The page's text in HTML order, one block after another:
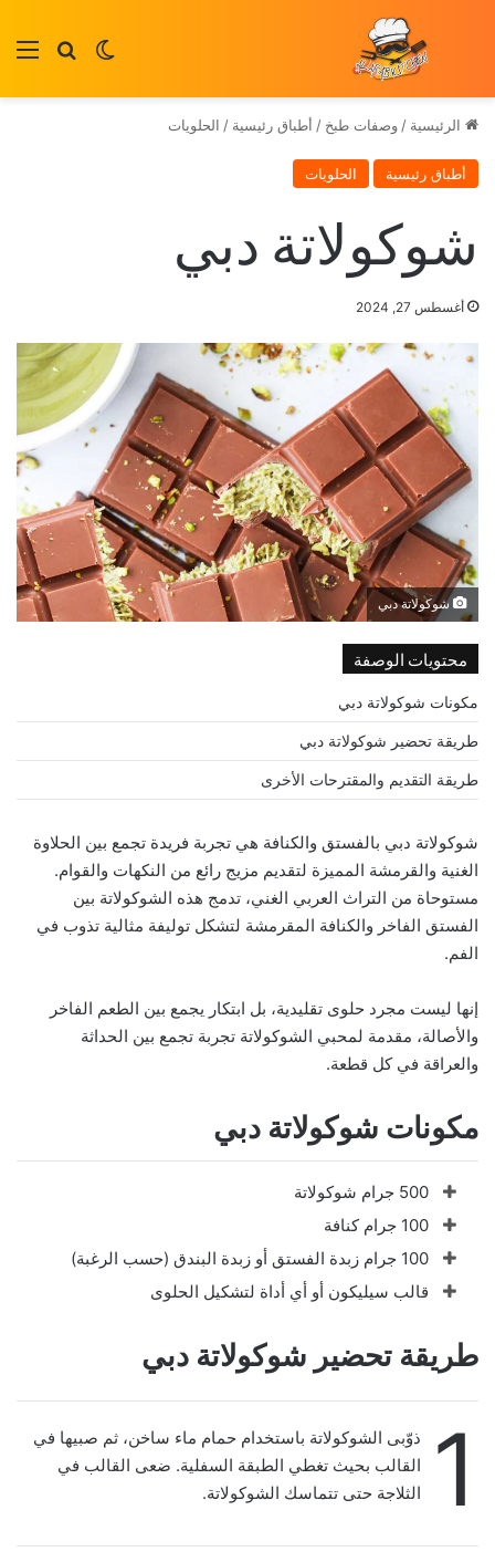
بحثالوضع
الرئيسية / وصفات طبخ / أطباق رئيسية / الحلويات
أطباق رئيسية الحلويات
شوكولاتة دبي
أغسطس 27, 2024
شوكولاتة دبي
محتويات الوصفة
مكونات شوكولاتة دبي
طريقة تحضير شوكولاتة دبي
طريقة التقديم والمقترحات الأخرى
شوكولاتة دبي بالفستق والكنافة هي تجربة فريدة تجمع بين الحلاوة
الغنية والقرمشة المميزة لتقديم مزيج رائع من النكهات والقوام.
مستوحاة من التراث العربي الغني، تدمج هذه الشوكولاتة بين
الفستق الفاخر والكنافة المقرمشة لتشكل توليفة مثالية تذوب في
الفم.
إنها ليست مجرد حلوى تقليدية، بل ابتكار يجمع بين الطعم الفاخر
والأصالة، مقدمة لمحبي الشوكولاتة تجربة تجمع بين الحداثة
والعراقة في كل قطعة.
مكونات شوكولاتة دبي
500 جرام شوكولاتة
100 جرام كنافة
100 جرام زبدة الفستق أو زبدة البندق (حسب الرغبة)
قالب سيليكون أو أي أداة لتشكيل الحلوى
طريقة تحضير شوكولاتة دبي
1
ذوّبى الشوكولاتة باستخدام حمام ماء ساخن، ثم صبيها في
القالب بحيث تغطي الطبقة السفلية. ضعى القالب في
الثلاجة حتى تتماسك الشوكولاتة.